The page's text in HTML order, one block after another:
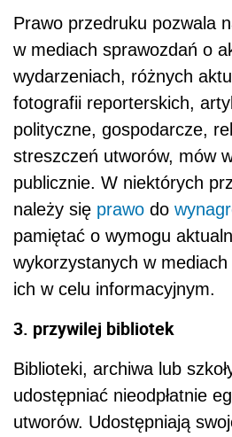
Prawo przedruku pozwala
w mediach sprawozdań o
wydarzeniach, różnych
fotografii reporterskich,
polityczne, gospodarcze,
streszczeń utworów, mów
publicznie. W niektórych
należy się prawo do
pamiętać o wymogu
wykorzystanych w
ich w celu informacyjnym.
3. przywilej bibliotek
Biblioteki, archiwa lub
udostępniać nieodpłatnie
utworów. Udostępniają